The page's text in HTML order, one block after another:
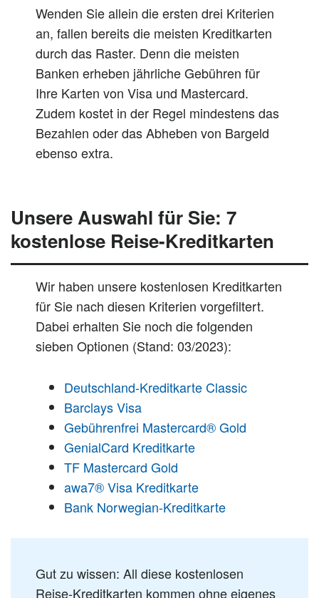
Wenden Sie allein die ersten drei Kriterien
an, fallen bereits die meisten Kreditkarten
durch das Raster. Denn die meisten
Banken erheben jährliche Gebühren für
Ihre Karten von Visa und Mastercard.
Zudem kostet in der Regel mindestens das
Bezahlen oder das Abheben von Bargeld
ebenso extra.
Unsere Auswahl für Sie: 7
kostenlose Reise-Kreditkarten
Wir haben unsere kostenlosen Kreditkarten
für Sie nach diesen Kriterien vorgefiltert.
Dabei erhalten Sie noch die folgenden
sieben Optionen (Stand: 03/2023):
Deutschland-Kreditkarte Classic
Barclays Visa
Gebührenfrei Mastercard® Gold
GenialCard Kreditkarte
TF Mastercard Gold
awa7® Visa Kreditkarte
Bank Norwegian-Kreditkarte
Gut zu wissen: All diese kostenlosen
Reise-Kreditkarten kommen ohne eigenes